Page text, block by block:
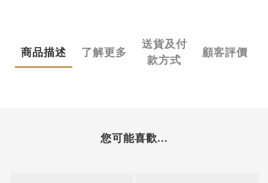
商品描述 了解更多
送貨及付
款方式
顧客評價
您可能喜歡...